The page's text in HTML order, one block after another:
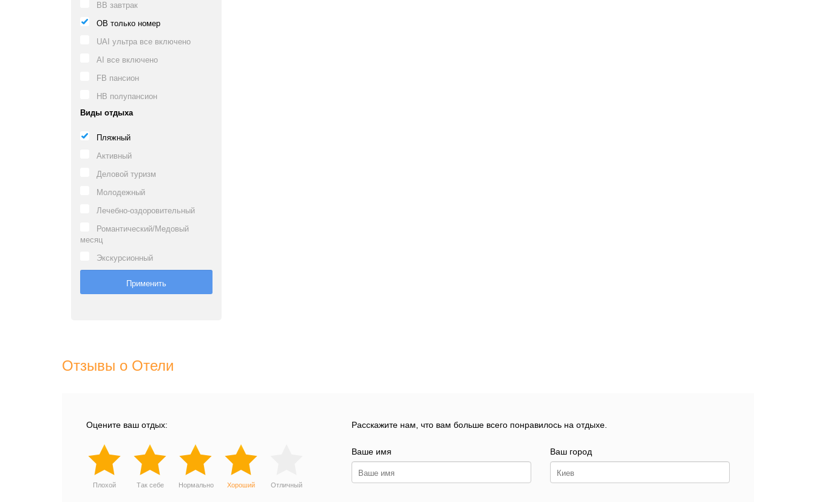
BB завтрак
OB только номер
UAI ультра все включено
AI все включено
FB пансион
HB полупансион
Виды отдыха
Пляжный
Активный
Деловой туризм
Молодежный
Лечебно-оздоровительный
Романтический/Медовый
месяц
Экскурсионный
Отзывы о Отели
Оцените ваш отдых:
Плохой Так себе Нормально Хороший Отличный
Расскажите нам, что вам больше всего понравилось на отдыхе.
Ваше имя Ваш город